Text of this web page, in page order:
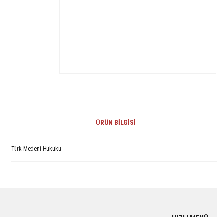
ÜRÜN BILGISI
Türk Medeni Hukuku